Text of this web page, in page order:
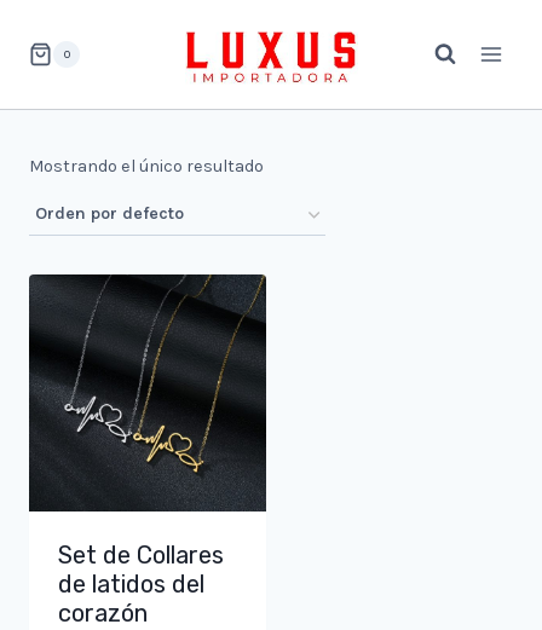
0
Mostrando el único resultado
Set de Collares
de latidos del
corazón